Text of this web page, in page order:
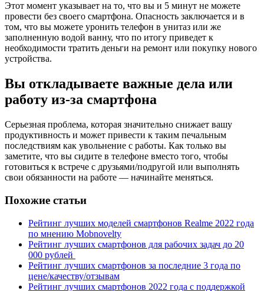
Этот момент указывает на то, что вы и 5 минут не можете
провести без своего смартфона. Опасность заключается и в
том, что вы можете уронить телефон в унитаз или же
заполненную водой ванну, что по итогу приведет к
необходимости тратить деньги на ремонт или покупку нового
устройства.
Вы откладываете важные дела или
работу из-за смартфона
Серьезная проблема, которая значительно снижает вашу
продуктивность и может привести к таким печальным
последствиям как увольнение с работы. Как только вы
заметите, что вы сидите в телефоне вместо того, чтобы
готовиться к встрече с друзьями/подругой или выполнять
свои обязанности на работе — начинайте меняться.
Похожие статьи
Рейтинг лучших моделей смартфонов Realme 2022 года
по мнению Mobnovelty
Рейтинг лучших смартфонов для рабочих задач до 20
000 рублей
Рейтинг лучших смартфонов за последние 3 года по
цене/качеству/отзывам
Рейтинг лучших смартфонов 2022 года с поддержкой